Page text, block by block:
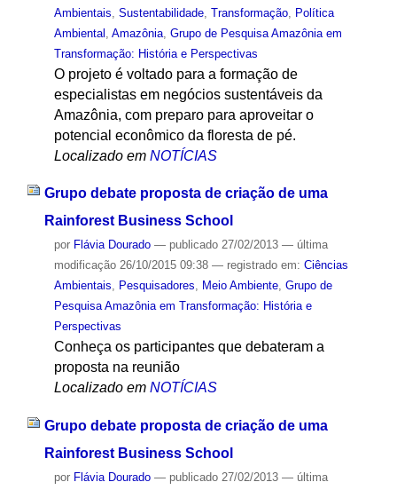
Ambientais Sustentabilidade, Transformação, Política
Ambiental Amazônia, Grupo de Pesquisa Amazônia em
Transformação: História e Perspectivas
O projeto é voltado para a formação de
especialistas em negócios sustentáveis da
Amazônia, com preparo para aproveitar o
potencial econômico da floresta de pé.
Localizado em NOTÍCIAS
Grupo debate proposta de criação de uma
Rainforest Business School
por Flávia Dourado — publicado27/02/2013 — última
modificação26/10/2015 09:38 — registrado em: Ciências
Ambientais, Pesquisadores, Meio Ambiente, Grupo de
Pesquisa Amazônia em Transformação: História e
Perspectivas
Conheça os participantes que debateram a
proposta na reunião
Localizado em NOTÍCIAS
Grupo debate proposta de criação de uma
Rainforest Business School
por Flávia Dourado — publicado27/02/2013 — última